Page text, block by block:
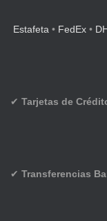
Estafeta • FedEx •
✔ Tarjetas de
✔ Transferencias